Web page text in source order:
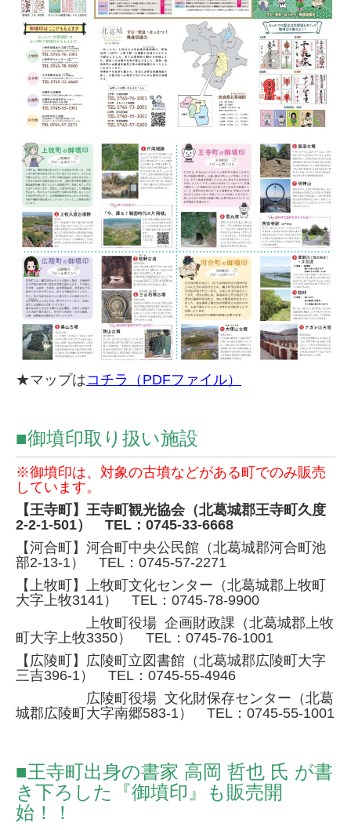
★マップはコチラ（PDFファイル）
■御墳印取り扱い施設
※御墳印は、対象の古墳などがある町でのみ販売
しています。
【王寺町】王寺町観光協会（北葛城郡王寺町久度
2-2-1-501） TEL：0745-33-6668
【河合町】河合町中央公民館（北葛城郡河合町池
部2-13-1） TEL：0745-57-2271
【上牧町】上牧町文化センター（北葛城郡上牧町
大字上牧3141） TEL：0745-78-9900
上牧町役場 企画財政課（北葛城郡上牧
町大字上牧3350） TEL：0745-76-1001
【広陵町】広陵町立図書館（北葛城郡広陵町大字
三吉396-1） TEL：0745-55-4946
広陵町役場 文化財保存センター（北葛
城郡広陵町大字南郷583-1） TEL：0745-55-1001
■王寺町出身の書家 高岡 哲也 氏 が書
き下ろした『御墳印』も販売開
始！！